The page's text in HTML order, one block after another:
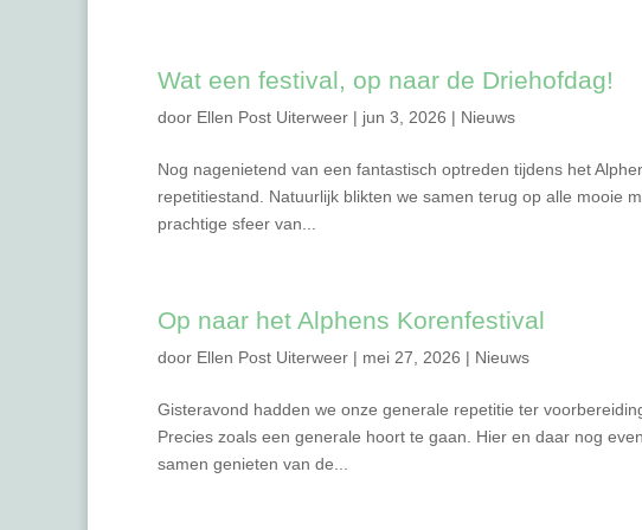
Wat een festival, op naar de Driehofdag!
door Ellen Post Uiterweer | jun 3, 2026 | Nieuws
Nog nagenietend van een fantastisch optreden tijdens het
repetitiestand. Natuurlijk blikten we samen terug op alle mooie
prachtige sfeer van...
Op naar het Alphens Korenfestival
door Ellen Post Uiterweer | mei 27, 2026 | Nieuws
Gisteravond hadden we onze generale repetitie ter
Precies zoals een generale hoort te gaan. Hier en daar nog
samen genieten van de...